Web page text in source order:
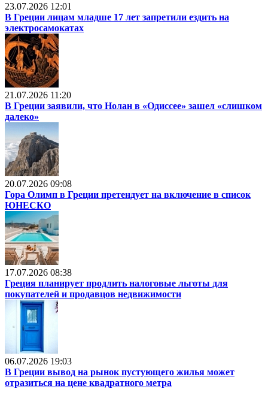
23.07.2026 12:01
В Греции лицам младше 17 лет запретили ездить на
электросамокатах
21.07.2026 11:20
В Греции заявили, что Нолан в «Одиссее» зашел «слишком
далеко»
20.07.2026 09:08
Гора Олимп в Греции претендует на включение в список
ЮНЕСКО
17.07.2026 08:38
Греция планирует продлить налоговые льготы для
покупателей и продавцов недвижимости
06.07.2026 19:03
В Греции вывод на рынок пустующего жилья может
отразиться на цене квадратного метра